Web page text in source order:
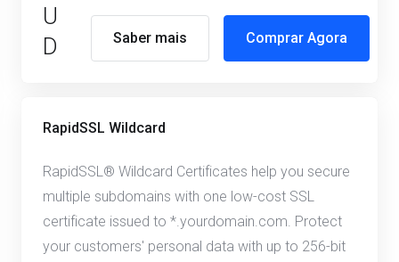
U
D
Saber mais Comprar Agora
RapidSSL Wildcard
RapidSSL® Wildcard Certificates help you secure
multiple subdomains with one low-cost SSL
certificate issued to *.yourdomain.com. Protect
your customers' personal data with up to 256-bit